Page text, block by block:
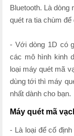
Bluetooth. Là dòng
quét ra tia chùm
- Với dòng 1D có
các mô hình kinh
loại máy quét mã
dùng tới thì máy
nhất dành cho bạn.
Máy quét mã
- Là loại để cố